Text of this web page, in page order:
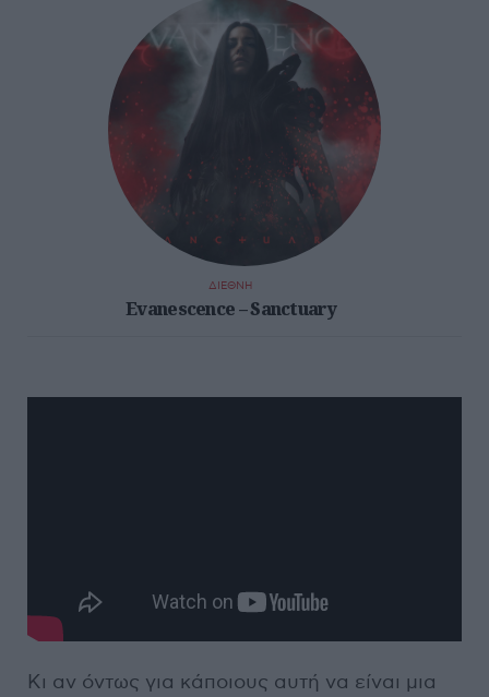
ΔΙΕΘΝΗ
Evanescence – Sanctuary
Κι αν όντως για κάποιους αυτή να είναι μια